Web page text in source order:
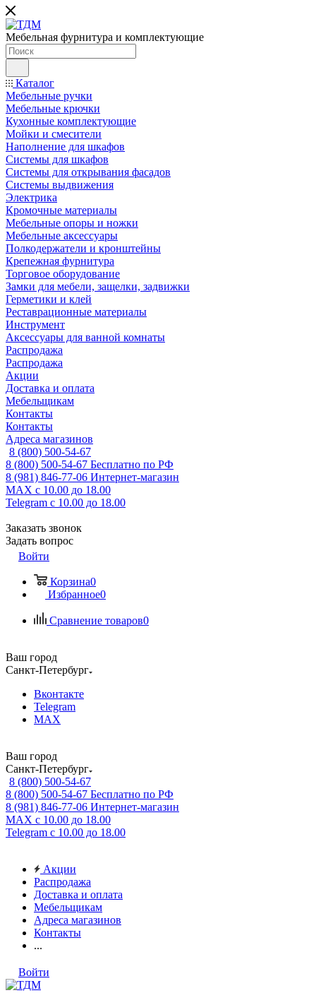
Мебельная фурнитура и комплектующие
Каталог
Мебельные ручки
Мебельные крючки
Кухонные комплектующие
Мойки и смесители
Наполнение для шкафов
Cистемы для шкафов
Системы для открывания фасадов
Системы выдвижения
Электрика
Кромочные материалы
Мебельные опоры и ножки
Мебельные аксессуары
Полкодержатели и кронштейны
Крепежная фурнитура
Торговое оборудование
Замки для мебели, защелки, задвижки
Герметики и клей
Реставрационные материалы
Инструмент
Аксессуары для ванной комнаты
Распродажа
Распродажа
Акции
Доставка и оплата
Мебельщикам
Контакты
Контакты
Адреса магазинов
8 (800) 500-54-67
8 (800) 500-54-67 Бесплатно по РФ
8 (981) 846-77-06 Интернет-магазин
MAX с 10.00 до 18.00
Telegram с 10.00 до 18.00
Заказать звонок
Задать вопрос
Войти
Корзина0
Избранное0
Сравнение товаров0
Ваш город
Санкт-Петербург
Вконтакте
Telegram
MAX
Ваш город
Санкт-Петербург
8 (800) 500-54-67
8 (800) 500-54-67 Бесплатно по РФ
8 (981) 846-77-06 Интернет-магазин
MAX с 10.00 до 18.00
Telegram с 10.00 до 18.00
Акции
Распродажа
Доставка и оплата
Мебельщикам
Адреса магазинов
Контакты
...
Войти